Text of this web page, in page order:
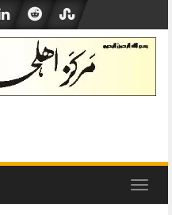
content
Toggle